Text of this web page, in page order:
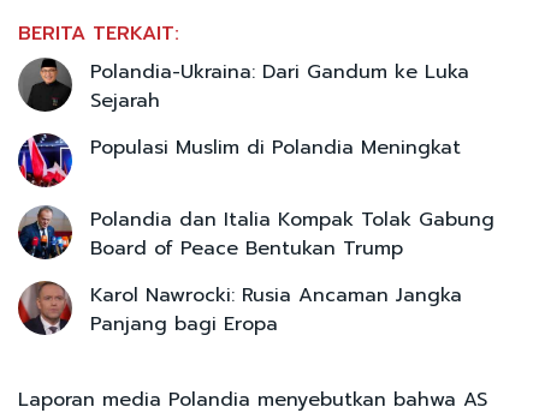
BERITA TERKAIT:
Polandia-Ukraina: Dari Gandum ke Luka
Sejarah
Populasi Muslim di Polandia Meningkat
Polandia dan Italia Kompak Tolak Gabung
Board of Peace Bentukan Trump
Karol Nawrocki: Rusia Ancaman Jangka
Panjang bagi Eropa
Laporan media Polandia menyebutkan bahwa AS